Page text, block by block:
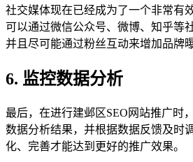
社交媒体现在已经成为了一个非常有
可以通过微信公众号、微博、知乎等
并且尽可能通过粉丝互动来增加品牌
6. 监控数据分析
最后，在进行建邺区SEO网站推广时
数据分析结果，并根据数据反馈及时
化、完善才能达到更好的推广效果。